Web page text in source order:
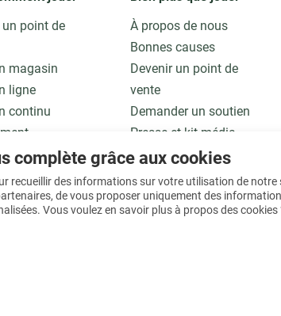
complète grâce aux cookies
recueillir des informations sur votre utilisation de
de vous proposer uniquement des
Vous voulez en savoir plus à propos des
point de
magasin
ligne
continu
plus
À propos de nous
Bonnes causes
Devenir un point de
vente
Demander un soutien
Presse et kit média
Notre modèle
En savoir plus